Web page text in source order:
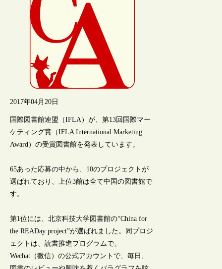
2017年04月20日
国際図書館連盟（IFLA）が、第13回国際マー
ケティング賞（IFLA International Marketing
Award）の受賞図書館を発表しています。
65あった応募の中から、10のプロジェクトが
選ばれており、上位3館は全て中国の図書館で
す。
第1位には、北京科技大学図書館の“China for
the READay project”が選ばれました。同プロジ
ェクトは、読書推進プログラムで、
Wechat（微信）の公式アカウントで、毎日、